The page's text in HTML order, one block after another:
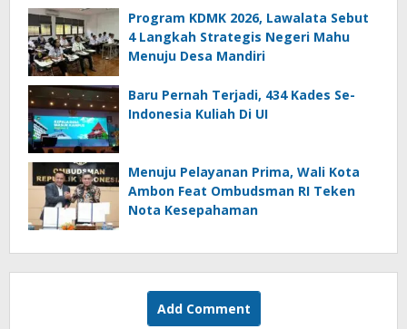
Program KDMK 2026, Lawalata Sebut
4 Langkah Strategis Negeri Mahu
Menuju Desa Mandiri
Baru Pernah Terjadi, 434 Kades Se-
Indonesia Kuliah Di UI
Menuju Pelayanan Prima, Wali Kota
Ambon Feat Ombudsman RI Teken
Nota Kesepahaman
Add Comment